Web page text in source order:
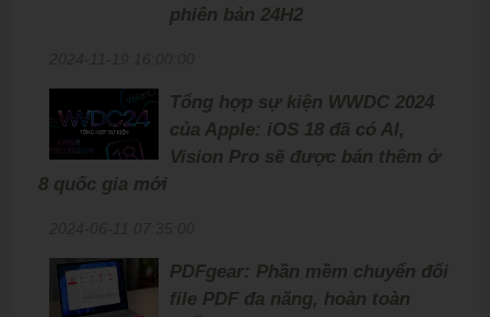
phiên bản 24H2
Tổng hợp sự kiện WWDC 2024
của Apple: iOS 18 đã có AI,
Vision Pro sẽ được bán thêm ở
8 quốc gia mới
PDFgear: Phần mềm chuyển đổi
file PDF đa năng, hoàn toàn